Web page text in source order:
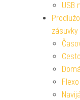
USB
zásuvky